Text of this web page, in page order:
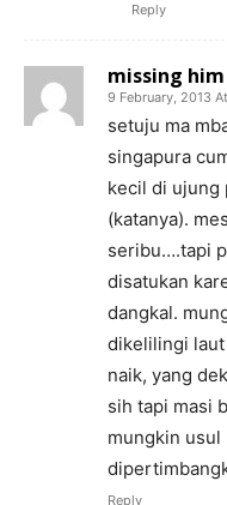
Reply
missing him
9 February, 2013
setuju ma
singapura
kecil di ujung
(katanya).
seribu….tapi
disatukan
dangkal.
dikelilingi laut
naik, yang
sih tapi masi
mungkin usul
Reply